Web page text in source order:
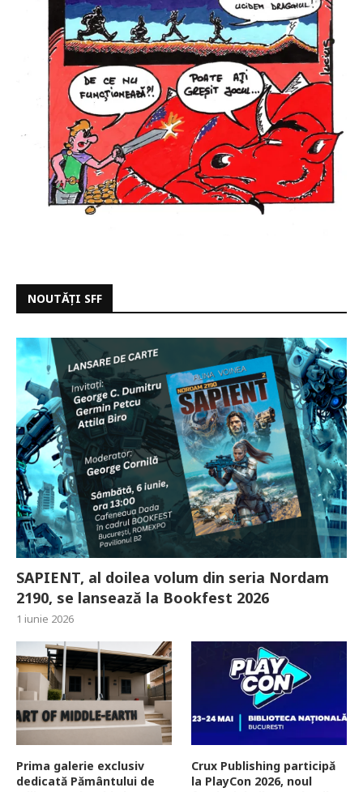
NOUTĂȚI SFF
SAPIENT, al doilea volum din seria Nordam
2190, se lansează la Bookfest 2026
1 iunie 2026
Prima galerie exclusiv
dedicată Pământului de
Crux Publishing participă
la PlayCon 2026, noul